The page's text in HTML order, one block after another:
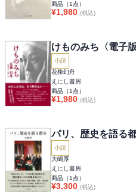
商品（1 点）
¥1,980 (税込)
けものみち〈電子版
小説
花柳幻舟
えにし書房
商品（1 点）
¥1,980 (税込)
パリ、歴史を語る
小説
大嶋厚
えにし書房
商品（1 点）
¥3,300 (税込)